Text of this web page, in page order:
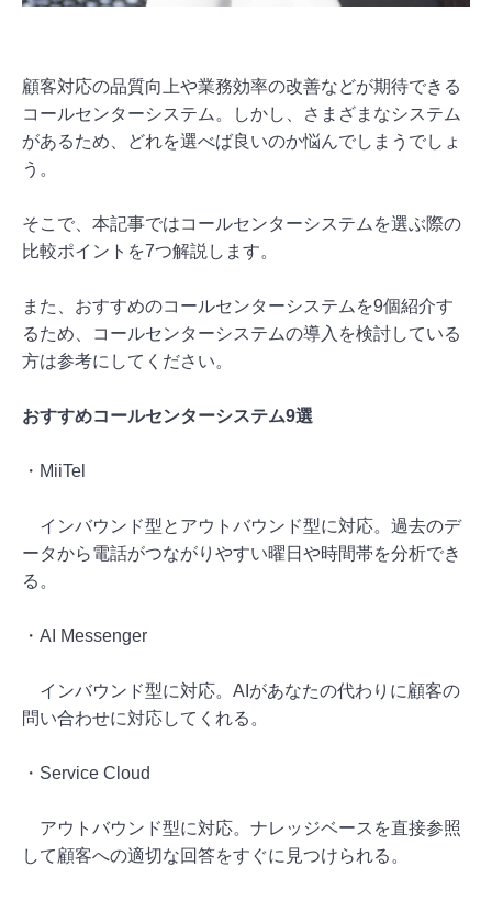
顧客対応の品質向上や業務効率の改善などが期待できる
コールセンターシステム。しかし、さまざまなシステム
があるため、どれを選べば良いのか悩んでしまうでしょ
う。
そこで、本記事ではコールセンターシステムを選ぶ際の
比較ポイントを7つ解説します。
また、おすすめのコールセンターシステムを9個紹介す
るため、コールセンターシステムの導入を検討している
方は参考にしてください。
おすすめコールセンターシステム9選
・MiiTel
インバウンド型とアウトバウンド型に対応。過去のデ
ータから電話がつながりやすい曜日や時間帯を分析でき
る。
・AI Messenger
インバウンド型に対応。AIがあなたの代わりに顧客の
問い合わせに対応してくれる。
・Service Cloud
アウトバウンド型に対応。ナレッジベースを直接参照
して顧客への適切な回答をすぐに見つけられる。